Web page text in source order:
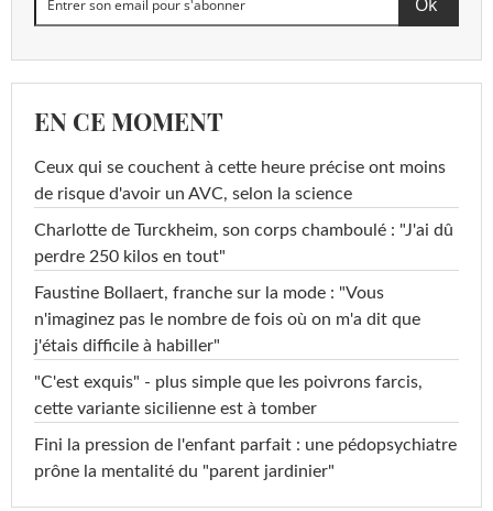
EN CE MOMENT
Ceux qui se couchent à cette heure précise ont moins
de risque d'avoir un AVC, selon la science
Charlotte de Turckheim, son corps chamboulé : "J'ai dû
perdre 250 kilos en tout"
Faustine Bollaert, franche sur la mode : "Vous
n'imaginez pas le nombre de fois où on m'a dit que
j'étais difficile à habiller"
"C'est exquis" - plus simple que les poivrons farcis,
cette variante sicilienne est à tomber
Fini la pression de l'enfant parfait : une pédopsychiatre
prône la mentalité du "parent jardinier"